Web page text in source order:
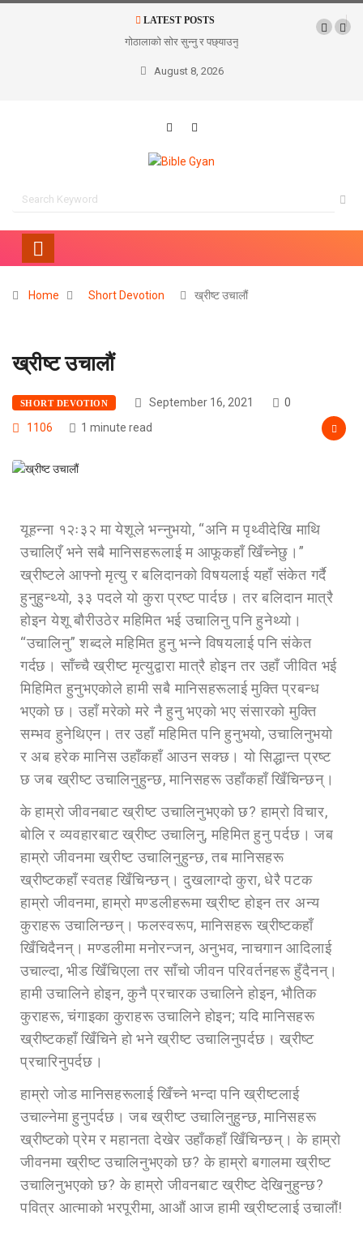
LATEST POSTS
गोठालाको सोर सुन्नु र पछ्याउनु
August 8, 2026
Home Short Devotion ख्रीष्ट उचालौं
ख्रीष्ट उचालौं
SHORT DEVOTION September 16, 2021
0
1106
1 minute read
यूहन्‍ना १२ः३२ मा येशूले भन्‍नुभयो, “अनि म पृथ्वीदेखि माथि
उचालिएँ भने सबै मानिसहरूलाई म आफूकहाँ खिँच्‍नेछु।”
ख्रीष्टले आफ्नो मृत्यु र बलिदानको विषयलाई यहाँ संकेत गर्दै
हुनुहुन्थ्यो, ३३ पदले यो कुरा प्रष्ट पार्दछ। तर बलिदान मात्रै
होइन येशू बौरीउठेर महिमित भई उचालिनु पनि हुनेथ्यो।
“उचालिनु” शब्दले महिमित हुनु भन्‍ने विषयलाई पनि संकेत
गर्दछ। साँच्‍चै ख्रीष्ट मृत्युद्वारा मात्रै होइन तर उहाँ जीवित भई
मिहिमित हुनुभएकोले हामी सबै मानिसहरूलाई मुक्ति प्रबन्ध
भएको छ। उहाँ मरेको मरे नै हुनु भएको भए संसारको मुक्ति
सम्भव हुनेथिएन। तर उहाँ महिमित पनि हुनुभयो, उचालिनुभयो
र अब हरेक मानिस उहाँकहाँ आउन सक्छ। यो सिद्धान्त प्रष्ट
छ जब ख्रीष्ट उचालिनुहुन्छ, मानिसहरू उहाँकहाँ खिँचिन्छन्।
के हाम्रो जीवनबाट ख्रीष्ट उचालिनुभएको छ? हाम्रो विचार,
बोलि र व्यवहारबाट ख्रीष्ट उचालिनु, महिमित हुनु पर्दछ। जब
हाम्रो जीवनमा ख्रीष्ट उचालिनुहुन्छ, तब मानिसहरू
ख्रीष्टकहाँ स्वतह खिँचिन्छन्। दुखलाग्दो कुरा, धेरै पटक
हाम्रो जीवनमा, हाम्रो मण्डलीहरूमा ख्रीष्ट होइन तर अन्य
कुराहरू उचालिन्छन्। फलस्वरूप, मानिसहरू ख्रीष्टकहाँ
खिँचिदैनन्। मण्डलीमा मनोरन्जन, अनुभव, नाचगान आदिलाई
उचाल्दा, भीड खिँचिएला तर साँचो जीवन परिवर्तनहरू हुँदैनन्।
हामी उचालिने होइन, कुनै प्रचारक उचालिने होइन, भौतिक
कुराहरू, चंगाइका कुराहरू उचालिने होइन; यदि मानिसहरू
ख्रीष्टकहाँ खिँचिने हो भने ख्रीष्ट उचालिनुपर्दछ। ख्रीष्ट
प्रचारिनुपर्दछ।
हाम्रो जोड मानिसहरूलाई खिँच्‍ने भन्दा पनि ख्रीष्टलाई
उचाल्‍नेमा हुनुपर्दछ। जब ख्रीष्ट उचालिनुहुन्छ, मानिसहरू
ख्रीष्टको प्रेम र महानता देखेर उहाँकहाँ खिँचिन्छन्। के हाम्रो
जीवनमा ख्रीष्ट उचालिनुभएको छ? के हाम्रो बगालमा ख्रीष्ट
उचालिनुभएको छ? के हाम्रो जीवनबाट ख्रीष्ट देखिनुहुन्छ?
पवित्र आत्माको भरपूरीमा, आऔं आज हामी ख्रीष्टलाई उचालौं!